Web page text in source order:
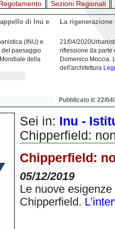
Sezioni Regionali
di Inu e
(INU) e
del paesaggio
della
La
21/04/
riflessione da parte
Domenico Moccia.
dell'architettura
Pubblicato il: 22/
Sei in: Inu -
Chipperfield:
Chipperfield:
05/12/2019
Le nuove
Chipperfield.